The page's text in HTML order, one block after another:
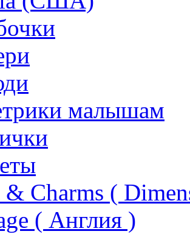
малышам
& Charms (
( Англия )